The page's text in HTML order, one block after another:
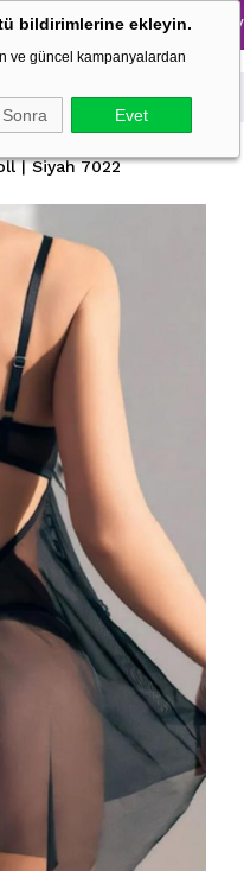
bildirimlerine ekleyin.
ve güncel kampanyalardan
Evet
İndirim → 1500 TL ve
| Siyah 7022